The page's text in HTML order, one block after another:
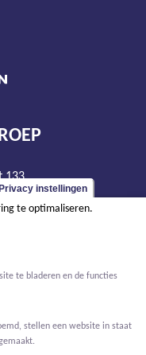
133
Privacy instellingen
te optimaliseren.
te bladeren en de functies
stellen een website in staat